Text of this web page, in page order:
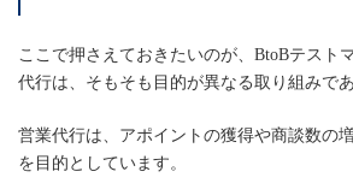
ここで押さえておきたいのが、BtoBテスト
代行は、そもそも目的が異なる取り組みで
営業代行は、アポイントの獲得や商談数の
を目的としています。